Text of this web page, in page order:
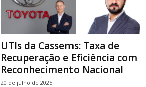
UTIs da Cassems: Taxa de
Recuperação e Eficiência com
Reconhecimento Nacional
20 de julho de 2025